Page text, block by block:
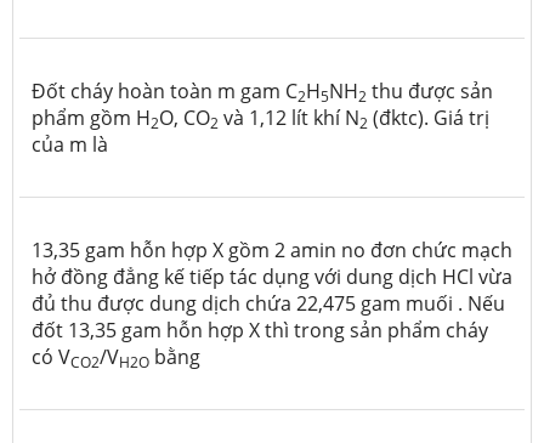
Đốt cháy hoàn toàn m gam C2H5NH2 thu được sản
phẩm gồm H2O, CO2 và 1,12 lít khí N2 (đktc). Giá trị
của m là
13,35 gam hỗn hợp X gồm 2 amin no đơn chức mạch
hở đồng đẳng kế tiếp tác dụng với dung dịch HCl vừa
đủ thu được dung dịch chứa 22,475 gam muối . Nếu
đốt 13,35 gam hỗn hợp X thì trong sản phẩm cháy
có VCO2/VH2O bằng